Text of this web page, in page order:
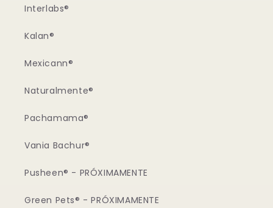
Interlabs®
Kalan®
Mexicann®
Naturalmente®
Pachamama®
Vania Bachur®
Pusheen® - PRÓXIMAMENTE
Green Pets® - PRÓXIMAMENTE